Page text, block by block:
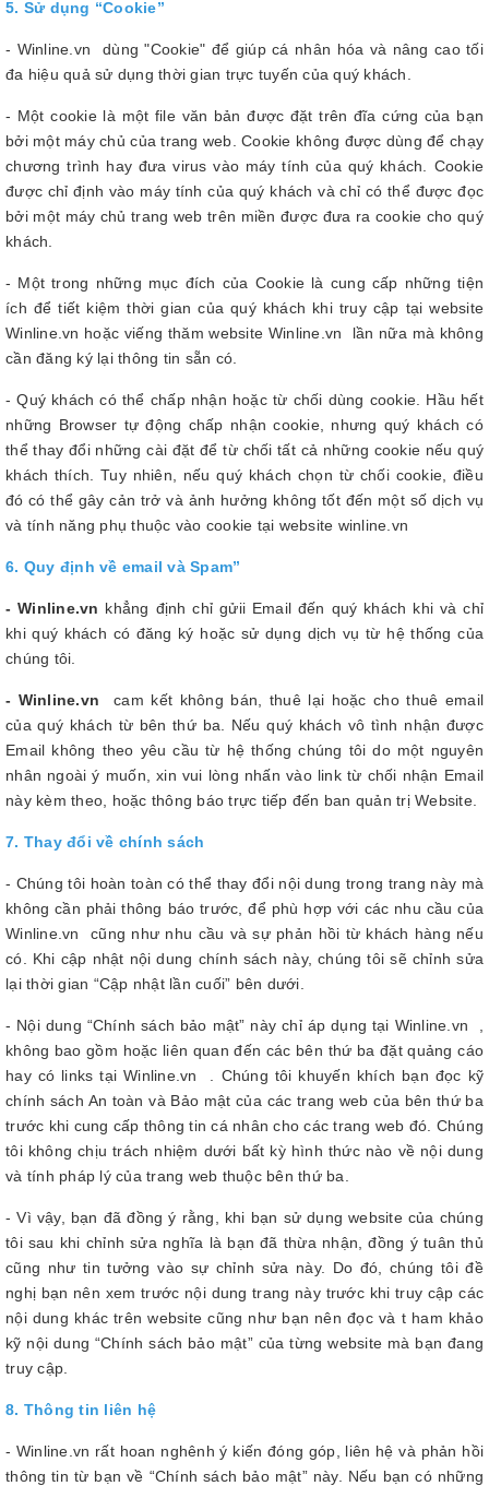
5. Sử dụng “Cookie”
- Winline.vn dùng "Cookie" để giúp cá nhân hóa và nâng cao tối
đa hiệu quả sử dụng thời gian trực tuyến của quý khách.
- Một cookie là một file văn bản được đặt trên đĩa cứng của bạn
bởi một máy chủ của trang web. Cookie không được dùng để chạy
chương trình hay đưa virus vào máy tính của quý khách. Cookie
được chỉ định vào máy tính của quý khách và chỉ có thể được đọc
bởi một máy chủ trang web trên miền được đưa ra cookie cho quý
khách.
- Một trong những mục đích của Cookie là cung cấp những tiện
ích để tiết kiệm thời gian của quý khách khi truy cập tại website
Winline.vn hoặc viếng thăm website Winline.vn lần nữa mà không
cần đăng ký lại thông tin sẵn có.
- Quý khách có thể chấp nhận hoặc từ chối dùng cookie. Hầu hết
những Browser tự động chấp nhận cookie, nhưng quý khách có
thể thay đổi những cài đặt để từ chối tất cả những cookie nếu quý
khách thích. Tuy nhiên, nếu quý khách chọn từ chối cookie, điều
đó có thể gây cản trở và ảnh hưởng không tốt đến một số dịch vụ
và tính năng phụ thuộc vào cookie tại website winline.vn
6. Quy định về email và Spam”
- Winline.vn khẳng định chỉ gửii Email đến quý khách khi và chỉ
khi quý khách có đăng ký hoặc sử dụng dịch vụ từ hệ thống của
chúng tôi.
- Winline.vncam kết không bán, thuê lại hoặc cho thuê email
của quý khách từ bên thứ ba. Nếu quý khách vô tình nhận được
Email không theo yêu cầu từ hệ thống chúng tôi do một nguyên
nhân ngoài ý muốn, xin vui lòng nhấn vào link từ chối nhận Email
này kèm theo, hoặc thông báo trực tiếp đến ban quản trị Website.
7. Thay đổi về chính sách
- Chúng tôi hoàn toàn có thể thay đổi nội dung trong trang này mà
không cần phải thông báo trước, để phù hợp với các nhu cầu của
Winline.vn cũng như nhu cầu và sự phản hồi từ khách hàng nếu
có. Khi cập nhật nội dung chính sách này, chúng tôi sẽ chỉnh sửa
lại thời gian “Cập nhật lần cuối” bên dưới.
- Nội dung “Chính sách bảo mật” này chỉ áp dụng tại Winline.vn ,
không bao gồm hoặc liên quan đến các bên thứ ba đặt quảng cáo
hay có links tại Winline.vn . Chúng tôi khuyến khích bạn đọc kỹ
chính sách An toàn và Bảo mật của các trang web của bên thứ ba
trước khi cung cấp thông tin cá nhân cho các trang web đó. Chúng
tôi không chịu trách nhiệm dưới bất kỳ hình thức nào về nội dung
và tính pháp lý của trang web thuộc bên thứ ba.
- Vì vậy, bạn đã đồng ý rằng, khi bạn sử dụng website của chúng
tôi sau khi chỉnh sửa nghĩa là bạn đã thừa nhận, đồng ý tuân thủ
cũng như tin tưởng vào sự chỉnh sửa này. Do đó, chúng tôi đề
nghị bạn nên xem trước nội dung trang này trước khi truy cập các
nội dung khác trên website cũng như bạn nên đọc và t ham khảo
kỹ nội dung “Chính sách bảo mật” của từng website mà bạn đang
truy cập.
8. Thông tin liên hệ
- Winline.vn rất hoan nghênh ý kiến đóng góp, liên hệ và phản hồi
thông tin từ bạn về “Chính sách bảo mật” này. Nếu bạn có những